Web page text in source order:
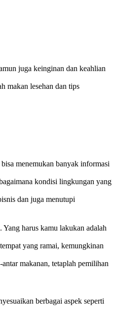
juga keinginan dan keahlian
makan lesehan dan tips
menemukan banyak informasi
kondisi lingkungan yang
dan juga menutupi
harus kamu lakukan adalah
yang ramai, kemungkinan
makanan, tetaplah pemilihan
berbagai aspek seperti